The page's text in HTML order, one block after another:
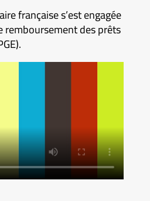
française s’est engagée
remboursement des prêts